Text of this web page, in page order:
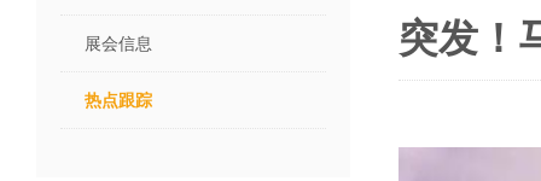
展会信息
热点跟踪
突发！